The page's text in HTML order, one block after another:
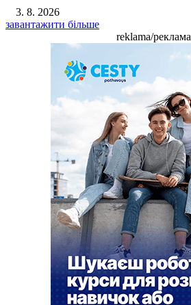
3. 8. 2026
завантажити більше
reklama/реклама